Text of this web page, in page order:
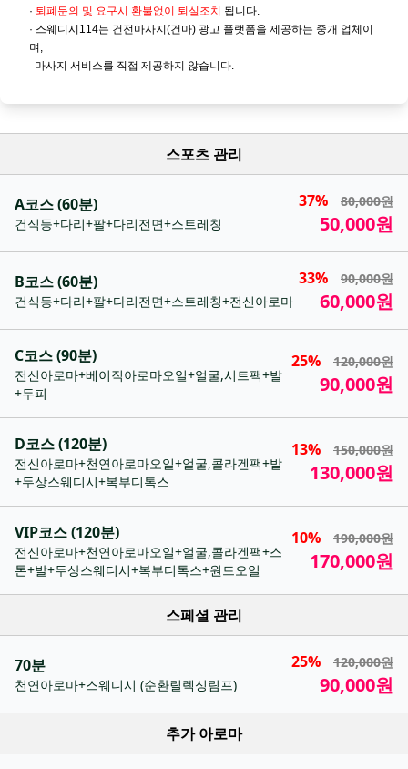
· 퇴폐문의 및 요구시 환불없이 퇴실조치 됩니다.
· 스웨디시114는 건전마사지(건마) 광고 플랫폼을 제공하는 중개 업체이
며,
마사지 서비스를 직접 제공하지 않습니다.
스포츠 관리
A코스 (60분)
건식등+다리+팔+다리전면+스트레칭
37% 80,000원
50,000원
B코스 (60분)
건식등+다리+팔+다리전면+스트레칭+전신아로마
33% 90,000원
60,000원
C코스 (90분)
전신아로마+베이직아로마오일+얼굴,시트팩+발
+두피
25% 120,000원
90,000원
D코스 (120분)
전신아로마+천연아로마오일+얼굴,콜라겐팩+발
+두상스웨디시+복부디톡스
13% 150,000원
130,000원
VIP코스 (120분)
전신아로마+천연아로마오일+얼굴,콜라겐팩+스
톤+발+두상스웨디시+복부디톡스+원드오일
10% 190,000원
170,000원
스페셜 관리
70분
천연아로마+스웨디시 (순환릴렉싱림프)
25% 120,000원
90,000원
추가 아로마